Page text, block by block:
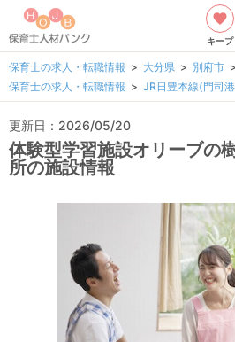
キープ
保育士の求人・転職情報 大分県 別府市
保育士の求人・転職情報
JR日豊本線(門司
更新日：2026/05/20
体験型学習施設オリーブの
所の施設情報